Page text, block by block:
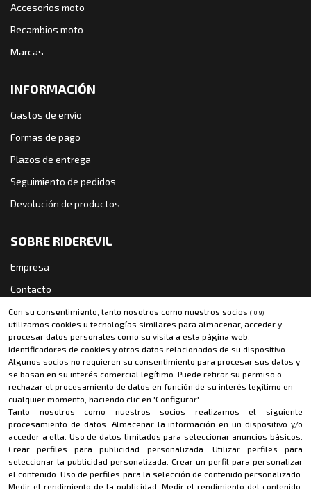
Accesorios moto
Recambios moto
Marcas
INFORMACIÓN
Gastos de envío
Formas de pago
Plazos de entrega
Seguimiento de pedidos
Devolución de productos
SOBRE RIDEREVIL
Empresa
Contacto
Política de cookies
Política de privacidad
Aviso legal
CONTACTO
riderevil@riderevil.com
MÉTODOS DE PAGO
Con su consentimiento, tanto nosotros como nuestros socios (1019)
utilizamos cookies u tecnologías similares para almacenar, acceder y
procesar datos personales como su visita a esta página web,
identificadores de cookies y otros datos relacionados de su dispositivo.
Algunos socios no requieren su consentimiento para procesar sus datos y
se basan en su interés comercial legítimo. Puede retirar su permiso o
rechazar el procesamiento de datos en función de su interés legítimo en
cualquier momento, haciendo clic en 'Configurar'.
Tanto nosotros como nuestros socios realizamos el siguiente
procesamiento de datos: Almacenar la información en un dispositivo y/o
acceder a ella Uso de datos limitados para seleccionar anuncios básicos
Crear perfiles para publicidad personalizada
Utilizar perfiles para
seleccionar la publicidad personalizada Crear un perfil para personalizar
el contenido .Uso de perfiles para la selección de contenido personalizado
Medir el rendimiento de la publicidad Medir el rendimiento del contenido